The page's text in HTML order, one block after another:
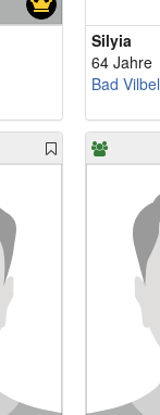
Silyia
64 Jahre
Bad Vilbel